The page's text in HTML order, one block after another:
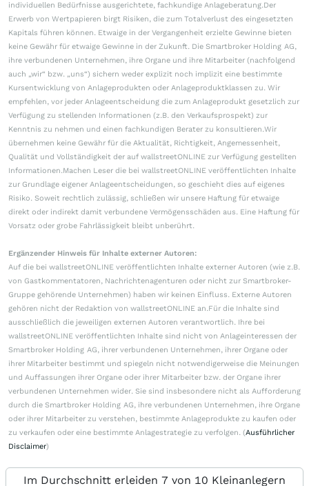
individuellen Bedürfnisse ausgerichtete, fachkundige Anlageberatung.Der
Erwerb von Wertpapieren birgt Risiken, die zum Totalverlust des eingesetzten
Kapitals führen können. Etwaige in der Vergangenheit erzielte Gewinne bieten
keine Gewähr für etwaige Gewinne in der Zukunft. Die Smartbroker Holding AG,
ihre verbundenen Unternehmen, ihre Organe und ihre Mitarbeiter (nachfolgend
auch „wir“ bzw. „uns“) sichern weder explizit noch implizit eine bestimmte
Kursentwicklung von Anlageprodukten oder Anlageproduktklassen zu. Wir
empfehlen, vor jeder Anlageentscheidung die zum Anlageprodukt gesetzlich zur
Verfügung zu stellenden Informationen (z.B. den Verkaufsprospekt) zur
Kenntnis zu nehmen und einen fachkundigen Berater zu konsultieren.Wir
übernehmen keine Gewähr für die Aktualität, Richtigkeit, Angemessenheit,
Qualität und Vollständigkeit der auf wallstreetONLINE zur Verfügung gestellten
Informationen.Machen Leser die bei wallstreetONLINE veröffentlichten Inhalte
zur Grundlage eigener Anlageentscheidungen, so geschieht dies auf eigenes
Risiko. Soweit rechtlich zulässig, schließen wir unsere Haftung für etwaige
direkt oder indirekt damit verbundene Vermögensschäden aus. Eine Haftung für
Vorsatz oder grobe Fahrlässigkeit bleibt unberührt.
Ergänzender Hinweis für Inhalte externer Autoren:
Auf die bei wallstreetONLINE veröffentlichten Inhalte externer Autoren (wie z.B.
von Gastkommentatoren, Nachrichtenagenturen oder nicht zur Smartbroker-
Gruppe gehörende Unternehmen) haben wir keinen Einfluss. Externe Autoren
gehören nicht der Redaktion von wallstreetONLINE an.Für die Inhalte sind
ausschließlich die jeweiligen externen Autoren verantwortlich. Ihre bei
wallstreetONLINE veröffentlichten Inhalte sind nicht von Anlageinteressen der
Smartbroker Holding AG, ihrer verbundenen Unternehmen, ihrer Organe oder
ihrer Mitarbeiter bestimmt und spiegeln nicht notwendigerweise die Meinungen
und Auffassungen ihrer Organe oder ihrer Mitarbeiter bzw. der Organe ihrer
verbundenen Unternehmen wider. Sie sind insbesondere nicht als Aufforderung
durch die Smartbroker Holding AG, ihre verbundenen Unternehmen, ihre Organe
oder ihrer Mitarbeiter zu verstehen, bestimmte Anlageprodukte zu kaufen oder
zu verkaufen oder eine bestimmte Anlagestrategie zu verfolgen. (Ausführlicher
Disclaimer)
Im Durchschnitt erleiden 7 von 10 Kleinanlegern